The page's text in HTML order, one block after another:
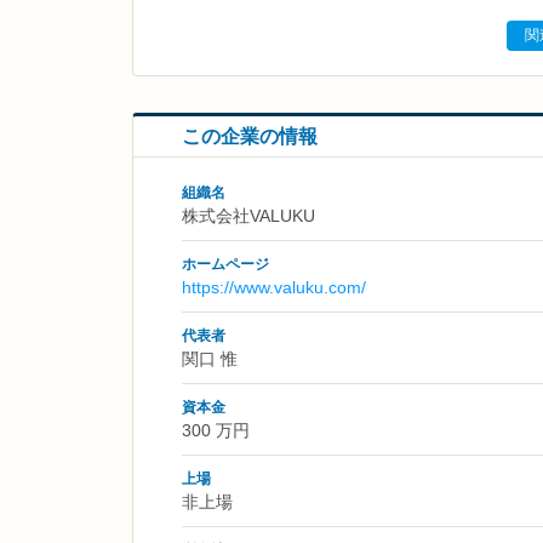
関
この企業の情報
組織名
株式会社VALUKU
ホームページ
https://www.valuku.com/
代表者
関口 惟
資本金
300 万円
上場
非上場